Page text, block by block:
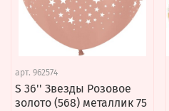
арт. 962574
S 36'' Звезды Розовое
золото (568) металлик 75